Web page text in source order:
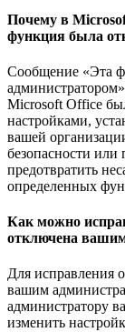
Почему в
функция была
Сообщение «Эта
Microsoft Office
настройками,
вашей
безопасности
предотвратить
определенных
Как можно
отключена
Для исправления
вашим
администратору
изменить